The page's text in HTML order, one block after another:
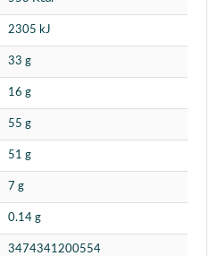
2305 kJ
33 g
16 g
55 g
51 g
7 g
0.14 g
3474341200554